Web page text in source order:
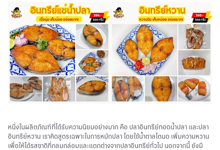
หนึ่งในผลิตภัณฑ์ที่ได้รับความนิยมอย่างมาก คือ ปลาอินทรีย์ทอดน้ำปลา และปลา
อินทรีย์หวาน เราคิดสูตรเฉพาะในการหมักปลา โดยใช้น้ำตาลโตนด เพิ่มความหวาน
เพื่อให้ได้รสชาติที่กลมกล่อมและแตกต่างจากปลาอินทรีย์ทั่วไป นอกจากนี้ ยังมี